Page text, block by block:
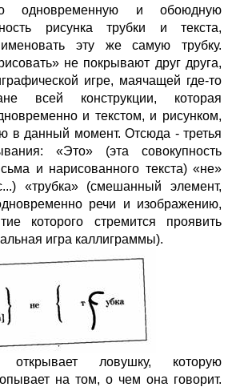
одновременную и обоюдную
рисунка трубки и текста,
эту же самую трубку.
не покрывают друг друга,
игре, маячащей где-то
всей конструкции, которая
и текстом, и рисунком,
в данный момент. Отсюда - третья
«Это» (эта совокупность
и нарисованного текста) «не»
«трубка» (смешанный элемент,
речи и изображению,
которого стремится проявить
игра каллиграммы).
открывает ловушку, которую
на том, о чем она говорит.